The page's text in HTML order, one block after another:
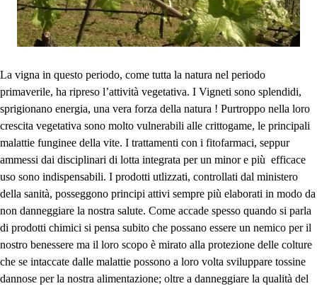
La vigna in questo periodo, come tutta la natura nel periodo
primaverile, ha ripreso l’attività vegetativa. I Vigneti sono splendidi,
sprigionano energia, una vera forza della natura ! Purtroppo nella loro
crescita vegetativa sono molto vulnerabili alle crittogame, le principali
malattie funginee della vite. I trattamenti con i fitofarmaci, seppur
ammessi dai disciplinari di lotta integrata per un minor e più efficace
uso sono indispensabili. I prodotti utlizzati, controllati dal ministero
della sanità, posseggono principi attivi sempre più elaborati in modo da
non danneggiare la nostra salute. Come accade spesso quando si parla
di prodotti chimici si pensa subito che possano essere un nemico per il
nostro benessere ma il loro scopo è mirato alla protezione delle colture
che se intaccate dalle malattie possono a loro volta sviluppare tossine
dannose per la nostra alimentazione; oltre a danneggiare la qualità del